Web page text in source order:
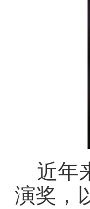
近年
演奖，